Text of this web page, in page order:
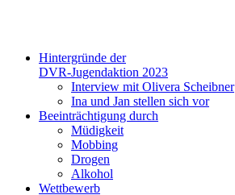
Hintergründe der
DVR-Jugendaktion 2023
Interview mit Olivera Scheibner
Ina und Jan stellen sich vor
Beeinträchtigung durch
Müdigkeit
Mobbing
Drogen
Alkohol
Wettbewerb